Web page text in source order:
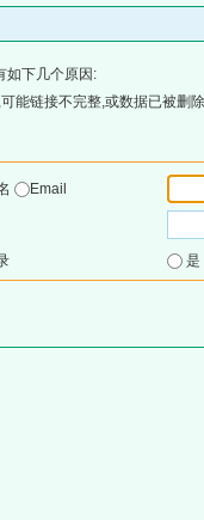
如下几个原因:
能链接不完整,或数据已被删
Email